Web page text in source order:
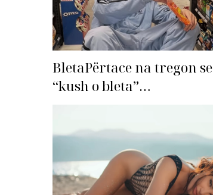
BletaPërtace na tregon se
“kush o bleta”…